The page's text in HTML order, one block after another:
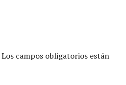
Los campos obligatorios están